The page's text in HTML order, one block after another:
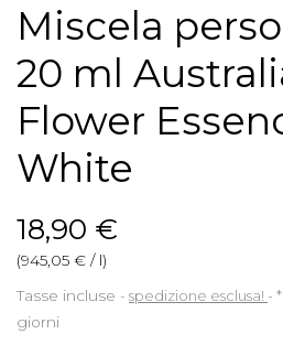
Miscela
20 ml
Flower
White
18,90 €
(945,05 € / l)
Tasse incluse
spedizione esclusa!
giorni